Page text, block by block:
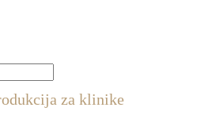
za klinike